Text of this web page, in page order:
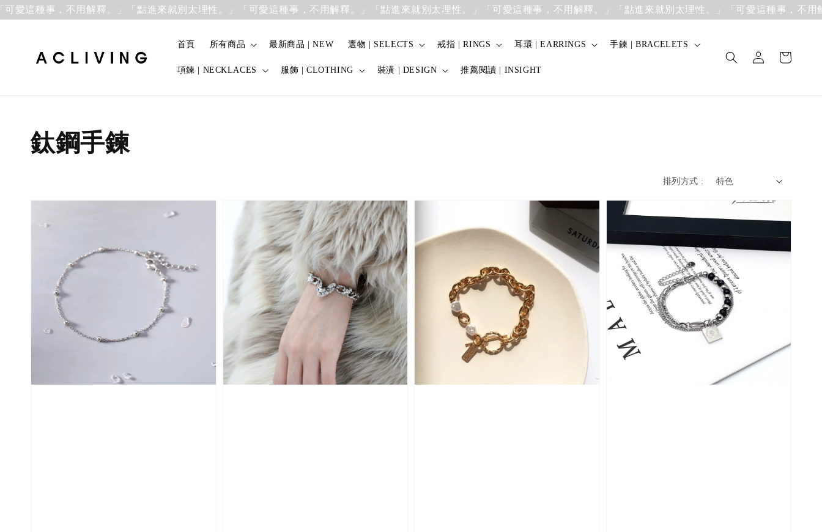
這種事，不用解釋。」 「點進來就別太理性。」「可愛這種事，不用解釋。」 「點進來就別太理性。」「可愛這種事，不用解釋。」 「點進來就別太理性。」「可愛這種事，不用解
首頁 所有商品 最新商品 | NEW 選物 | SELECTS 戒指 | RINGS 耳環 | EARRINGS 手鍊 | BRACELETS
項鍊 | NECKLACES 服飾 | CLOTHING 裝潢 | DESIGN 推薦閱讀 | INSIGHT
鈦鋼手鍊
排列方式 :